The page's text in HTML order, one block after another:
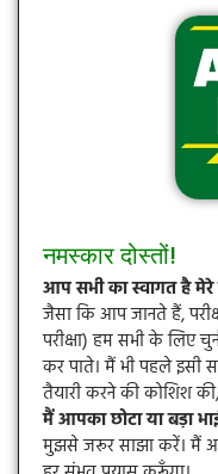
नमस्कार दोस्तों!
आप सभी का स्वागत है
जैसा कि आप जानते हैं,
परीक्षा) हम सभी के लिए
कर पाते। मैं भी पहले इसी
तैयारी करने की कोशिश
मैं आपका छोटा या बड़ा
मुझसे जरूर साझा करें।